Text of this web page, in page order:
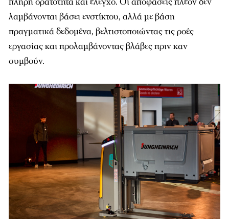
λαμβάνονται βάσει ενστίκτου, αλλά με βάση
πραγματικά δεδομένα, βελτιστοποιώντας τις ροές
εργασίας και προλαμβάνοντας βλάβες πριν καν
συμβούν.